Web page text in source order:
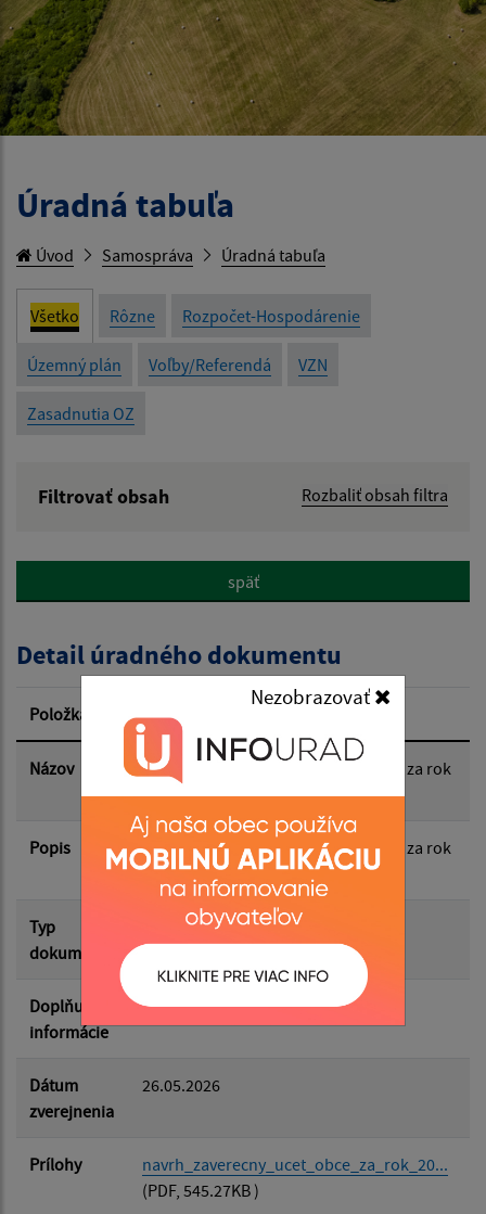
Nezobrazovať
Úradná tabuľa
Úvod Samospráva Úradná tabuľa
Všetko Rôzne Rozpočet-Hospodárenie
Územný plán Voľby/Referendá VZN
Zasadnutia OZ
Filtrovať obsah Rozbaliť obsah filtra
Popis:
Dátum zverejnenia od:
Dátum zverejnenia do:
Filtrovať Reset
späť
Detail úradného dokumentu
Položka Informácia
Názov
Návrh záverečného účtu obce Volica za rok
2025
Popis
Návrh záverečného účtu obce Volica za rok
2025
Typ
dokumentu
Rozpočet-Hospodárenie
Doplňujúce
informácie
Dátum
zverejnenia
26.05.2026
Prílohy
navrh_zaverecny_ucet_obce_za_rok_20...
(PDF, 545.27KB )